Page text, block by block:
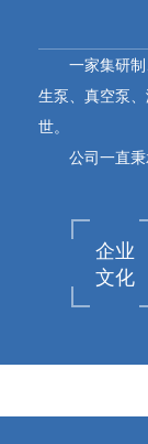
一家集研
生泵、真空泵
世。
公司一直
企业
文化